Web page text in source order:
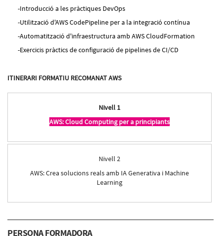
Introducció a les pràctiques DevOps
Utilització d'AWS CodePipeline per a la integració contínua
Automatització d'infraestructura amb AWS CloudFormation
Exercicis pràctics de configuració de pipelines de CI/CD
ITINERARI FORMATIU RECOMANAT AWS
Nivell 1
AWS: Cloud Computing per a principiants
Nivell 2
AWS: Crea solucions reals amb IA Generativa i Machine
Learning
PERSONA FORMADORA